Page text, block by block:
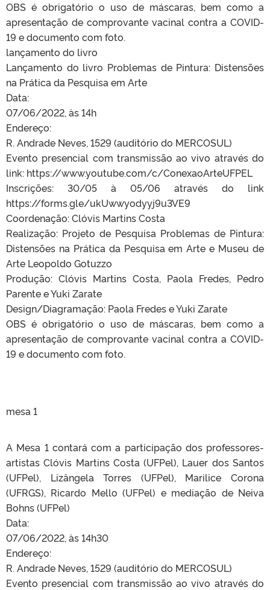
OBS é obrigatório o uso de máscaras, bem como a
apresentação de comprovante vacinal contra a COVID-
19 e documento com foto.
lançamento do livro
Lançamento do livro Problemas de Pintura: Distensões
na Prática da Pesquisa em Arte
Data:
07/06/2022, às 14h
Endereço:
R. Andrade Neves, 1529 (auditório do MERCOSUL)
Evento presencial com transmissão ao vivo através do
link: https://www.youtube.com/c/ConexaoArteUFPEL
Inscrições: 30/05 à 05/06 através do link
https://forms.gle/ukUwwyodyyj9u3VE9
Coordenação: Clóvis Martins Costa
Realização: Projeto de Pesquisa Problemas de Pintura:
Distensões na Prática da Pesquisa em Arte e Museu de
Arte Leopoldo Gotuzzo
Produção: Clóvis Martins Costa, Paola Fredes, Pedro
Parente e Yuki Zarate
Design/Diagramação: Paola Fredes e Yuki Zarate
OBS é obrigatório o uso de máscaras, bem como a
apresentação de comprovante vacinal contra a COVID-
19 e documento com foto.
mesa 1
A Mesa 1 contará com a participação dos professores-
artistas Clóvis Martins Costa (UFPel), Lauer dos Santos
(UFPel), Lizângela Torres (UFPel), Marilice Corona
(UFRGS), Ricardo Mello (UFPel) e mediação de Neiva
Bohns (UFPel)
Data:
07/06/2022, às 14h30
Endereço:
R. Andrade Neves, 1529 (auditório do MERCOSUL)
Evento presencial com transmissão ao vivo através do